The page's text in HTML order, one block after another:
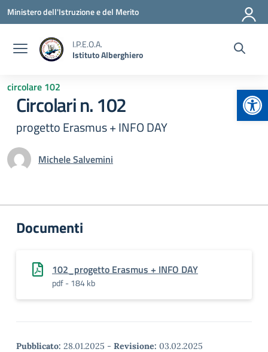
Vai ai contenuti
Vai al menu di navigazione
Vai al footer
Ministero dell'Istruzione e del Merito
I.P.E.O.A.
Istituto Alberghiero
circolare 102
Circolari n. 102
progetto Erasmus + INFO DAY
Michele Salvemini
Documenti
102_progetto Erasmus + INFO DAY
pdf - 184 kb
Pubblicato: 28.01.2025 - Revisione: 03.02.2025